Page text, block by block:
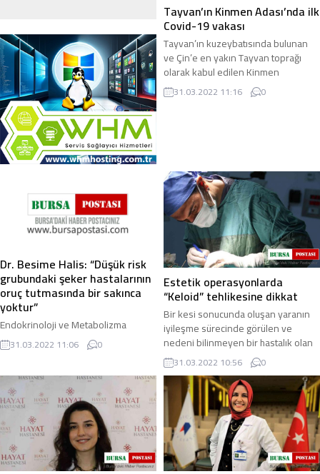
Tayvan’ın Kinmen Adası’nda ilk
Covid-19 vakası
Tayvan’ın kuzeybatısında bulunan
ve Çin’e en yakın Tayvan toprağı
olarak kabul edilen Kinmen
Adası’nda ilk Covid-19 vakası tespit
edildi. Tayvan ...
31.03.2022 11:16 0
Dr. Besime Halis: “Düşük risk
grubundaki şeker hastalarının
oruç tutmasında bir sakınca
yoktur”
Endokrinoloji ve Metabolizma
Hastalıkları Uzmanı Dr. Besime Halis,
düşük risk grubundaki şeker
olmadığını ...
31.03.2022 11:06 0
Estetik operasyonlarda
“Keloid” tehlikesine dikkat
Bir kesi sonucunda oluşan yaranın
iyileşme sürecinde görülen ve
nedeni bilinmeyen bir hastalık olan
Keloid, aşırı hücre üretimi sonucunda
ortaya ...
31.03.2022 10:56 0